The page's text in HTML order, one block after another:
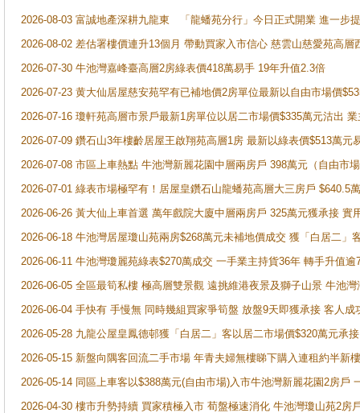
2026-08-03 富誠地產深耕九龍東 「龍蟠苑分行」今日正式開業 進一步
2026-08-02 差估署樓價連升13個月 帶動買家入市信心 慈雲山慈愛苑高層
2026-07-30 牛池灣嘉峰臺高層2房綠表價418萬易手 19年升值2.3倍
2026-07-23 黄大仙居屋慈安苑罕有已補地價2房單位最新以自由市場價
2026-07-16 瓊軒苑高層市景戶最新1房單位以居二市場價$335萬元沽出
2026-07-09 鑽石山3年樓齡居屋王啟翔苑高層1房 最新以綠表價$513萬元
2026-07-08 市區上車熱點 牛池灣新麗花園中層兩房戶 398萬元（自由市
2026-07-01 綠表市場極罕有！居屋皇鑽石山龍蟠苑高層大三房戶
2026-06-26 黃大仙上車首選 萬年戲院大廈中層兩房戶 325萬元獲承接 實
2026-06-18 牛池灣居屋瓊山苑兩房$268萬元未補地價成交 獲「白居二」
2026-06-11 牛池灣瓊麗苑綠表$270萬成交 一手業主持貨36年 轉手升值逾
2026-06-05 全區最筍私樓 極高層雙景觀 遠挑維港夜景及獅子山景 牛池
2026-06-04 手快有 手慢無 同時幾組買家爭筍盤 放盤9天即獲承接 客人
2026-05-28 九龍公屋皇鳳德邨獲「白居二」客以居二市場價$320萬元承接
2026-05-15 新盤向隅客回流二手市場 年青夫婦無樓睇下購入連租約半新
2026-05-14 同區上車客以$388萬元(自由市場)入市牛池灣新麗花園2房戶
2026-04-30 樓市升勢持續 買家積極入市 荀盤極速消化 牛池灣瓊山苑2房